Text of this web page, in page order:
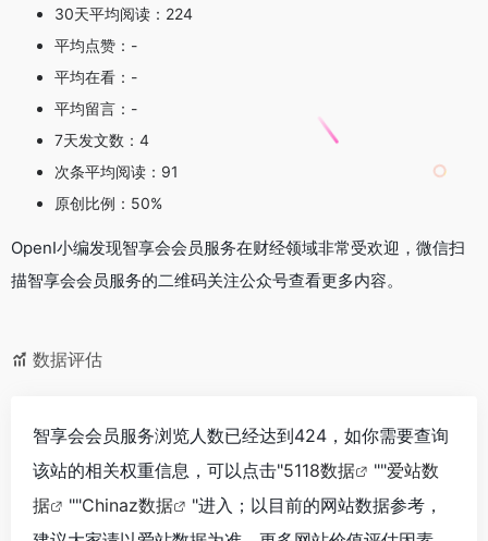
30天平均阅读：224
平均点赞：-
平均在看：-
平均留言：-
7天发文数：4
次条平均阅读：91
原创比例：50%
OpenI小编发现智享会会员服务在财经领域非常受欢迎，微信扫
描智享会会员服务的二维码关注公众号查看更多内容。
数据评估
智享会会员服务浏览人数已经达到424，如你需要查询
该站的相关权重信息，可以点击"5118数据 ""爱站数
据
""Chinaz数据
"进入；以目前的网站数据参考，